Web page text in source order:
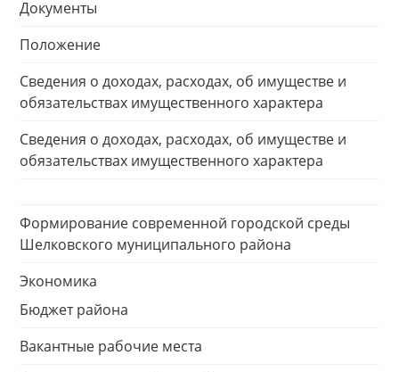
Документы
Положение
Сведения о доходах, расходах, об имуществе и
обязательствах имущественного характера
Сведения о доходах, расходах, об имуществе и
обязательствах имущественного характера
Формирование современной городской среды
Шелковского муниципального района
Экономика
Бюджет района
Вакантные рабочие места